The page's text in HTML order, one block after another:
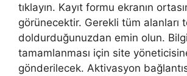
tıklayın. Kayıt formu ekranın
görünecektir. Gerekli tüm alanları
doldurduğunuzdan emin olun.
tamamlanması için site
gönderilecek. Aktivasyon